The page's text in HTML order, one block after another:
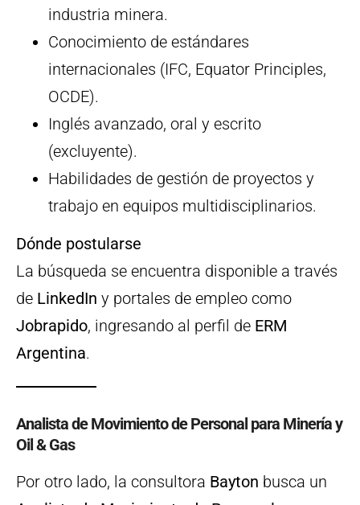
industria minera.
Conocimiento de estándares
internacionales (IFC, Equator Principles,
OCDE).
Inglés avanzado, oral y escrito
(excluyente).
Habilidades de gestión de proyectos y
trabajo en equipos multidisciplinarios.
Dónde postularse
La búsqueda se encuentra disponible a través
de LinkedIn y portales de empleo como
Jobrapido, ingresando al perfil de ERM
Argentina.
Analista de Movimiento de Personal para Minería y
Oil & Gas
Por otro lado, la consultora Bayton busca un